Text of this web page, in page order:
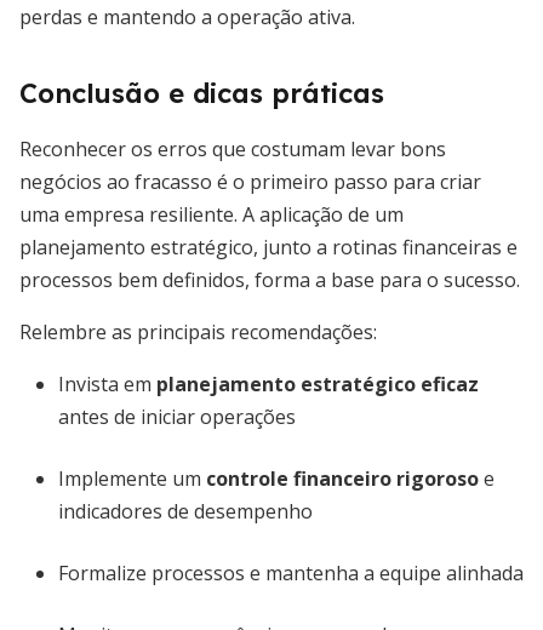
perdas e mantendo a operação ativa.
Conclusão e dicas práticas
Reconhecer os erros que costumam levar bons
negócios ao fracasso é o primeiro passo para criar
uma empresa resiliente. A aplicação de um
planejamento estratégico, junto a rotinas financeiras e
processos bem definidos, forma a base para o sucesso.
Relembre as principais recomendações:
Invista em planejamento estratégico eficaz
antes de iniciar operações
Implemente um controle financeiro rigorosoe
indicadores de desempenho
Formalize processos e mantenha a equipe alinhada